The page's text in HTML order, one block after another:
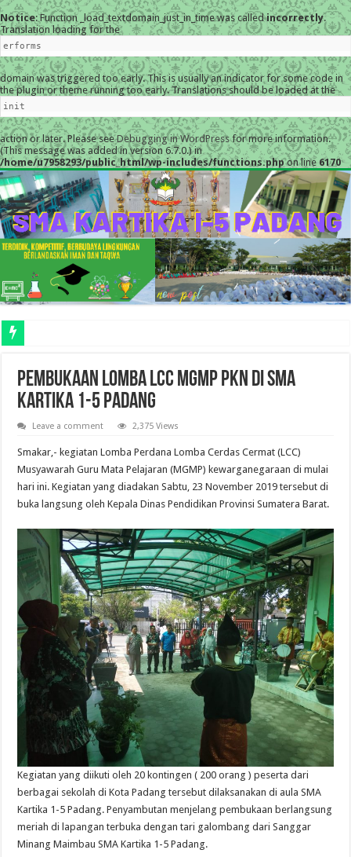
Notice: Function _load_textdomain_just_in_time was calledincorrectly.
Translation loading for the
erforms
domain was triggered too early. This is usually an indicator for some code in
the plugin or theme running too early. Translations should be loaded at the
init
action or later. Please seeDebugging in WordPressfor more information.
(This message was added in version 6.7.0.) in
/home/u7958293/public_html/wp-includes/functions.phpon line 6170
Pembukaan Lomba LCC MGMP PKN di SMA
Kartika 1-5 Padang
Leave a comment 2,375 Views
Smakar,- kegiatan Lomba Perdana Lomba Cerdas Cermat (LCC)
Musyawarah Guru Mata Pelajaran (MGMP) kewarganegaraan di mulai
hari ini. Kegiatan yang diadakan Sabtu, 23 November 2019 tersebut di
buka langsung oleh Kepala Dinas Pendidikan Provinsi Sumatera Barat.
Kegiatan yang diikuti oleh 20 kontingen ( 200 orang ) peserta dari
berbagai sekolah di Kota Padang tersebut dilaksanakan di aula SMA
Kartika 1-5 Padang. Penyambutan menjelang pembukaan berlangsung
meriah di lapangan terbuka dengan tari galombang dari Sanggar
Minang Maimbau SMA Kartika 1-5 Padang.